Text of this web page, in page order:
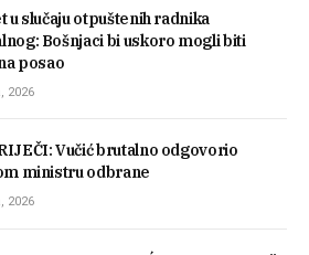
u slučaju otpuštenih radnika
Bošnjaci bi uskoro mogli biti
posao
2026
Vučić brutalno odgovorio
ministru odbrane
2026